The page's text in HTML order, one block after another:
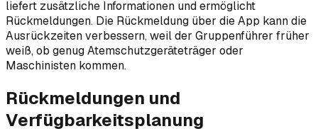
liefert zusätzliche Informationen und ermöglicht
Rückmeldungen. Die Rückmeldung über die App kann die
Ausrückzeiten verbessern, weil der Gruppenführer früher
weiß, ob genug Atemschutzgeräteträger oder
Maschinisten kommen.
Rückmeldungen und
Verfügbarkeitsplanung